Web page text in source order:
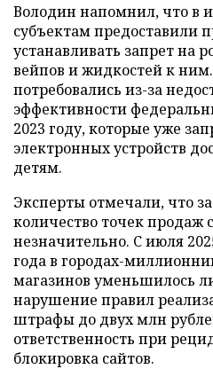
Володин напомнил, что в
субъектам предоставили
устанавливать запрет на
вейпов и жидкостей к
потребовались из-за
эффективности
2023 году, которые уже
электронных устройств
детям.
Эксперты отмечали, что
количество точек продаж
незначительно. С июля
года в городах-
магазинов уменьшилось
нарушение правил
штрафы до двух млн
ответственность при
блокировка сайтов.